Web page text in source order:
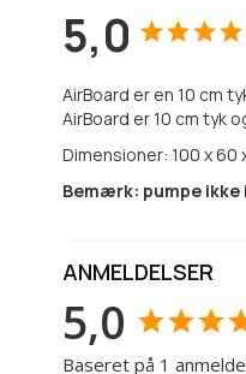
5,0
AirBoard er en 10 cm
AirBoard er 10 cm tyk
Dimensioner: 100 x 60
Bemærk: pumpe
ANMELDELSER
5,0
Baseret på 1